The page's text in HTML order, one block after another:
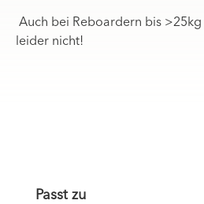
Auch bei Reboardern bis
leider nicht!
Produktgalerie überspringen
Passt zu